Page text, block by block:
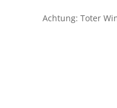
Achtung: Toter